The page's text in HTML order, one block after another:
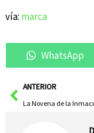
vía: marca
WhatsApp
AntANTERIOR
La Novena de la